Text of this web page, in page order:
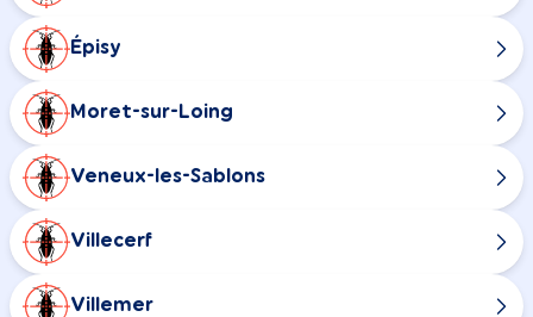
Épisy
Moret-sur-Loing
Veneux-les-Sablons
Villecerf
Villemer